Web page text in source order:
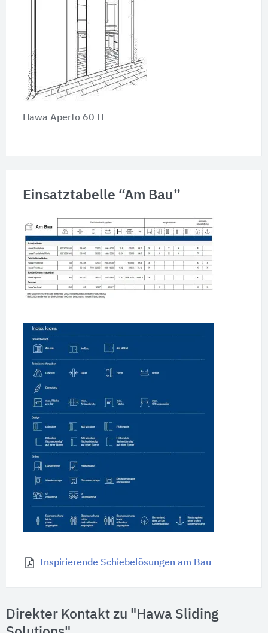
Hawa Aperto 60 H
Einsatztabelle “Am Bau”
Inspirierende Schiebelösungen am Bau
Direkter Kontakt zu "Hawa Sliding